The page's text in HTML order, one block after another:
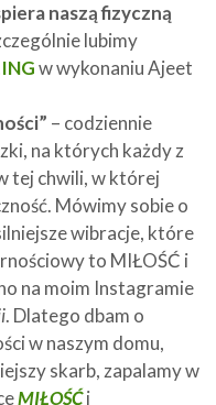
naszą fizyczną
lubimy
w wykonaniu Ajeet
– codziennie
na których każdy z
tej chwili, w której
Mówimy sobie o
wibracje, które
to MIŁOŚĆ i
na moim Instagramie
. Dlatego dbam o
w naszym domu,
skarb, zapalamy w
MIŁOŚĆi